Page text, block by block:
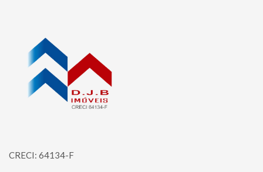
CRECI: 64134-F